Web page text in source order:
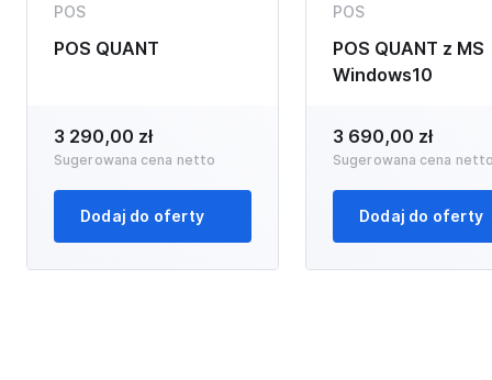
POS
POS QUANT
3 290,00 zł
Sugerowana cena netto
Dodaj do oferty
POS
POS QUANT z MS
Windows10
3 690,00 zł
Sugerowana cena
Dodaj do oferty